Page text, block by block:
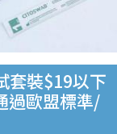
套裝$19以下
過歐盟標準/